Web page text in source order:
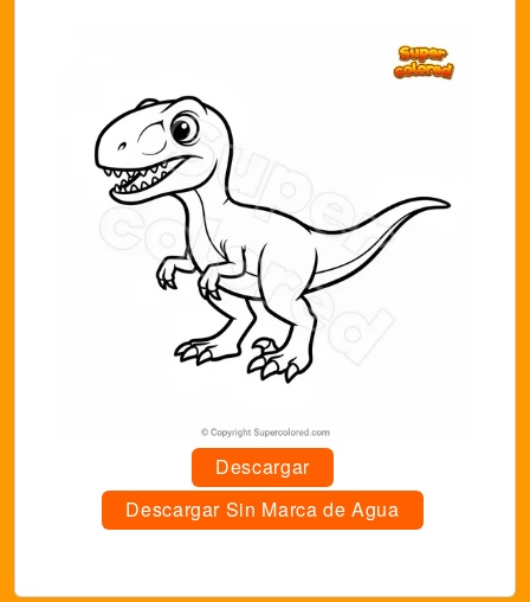
Descargar
Descargar Sin Marca de Agua